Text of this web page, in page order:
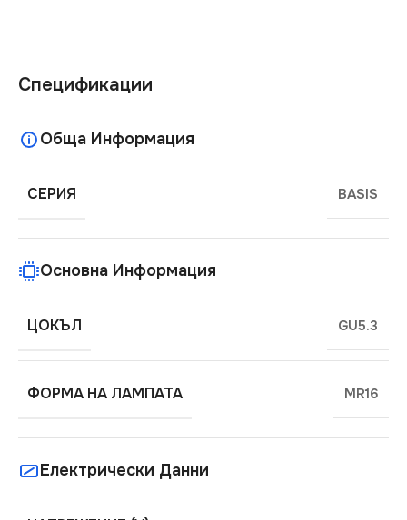
Спецификации
Обща Информация
СЕРИЯ BASIS
Основна Информация
ЦОКЪЛ GU5.3
ФОРМА НА ЛАМПАТА MR16
Електрически Данни